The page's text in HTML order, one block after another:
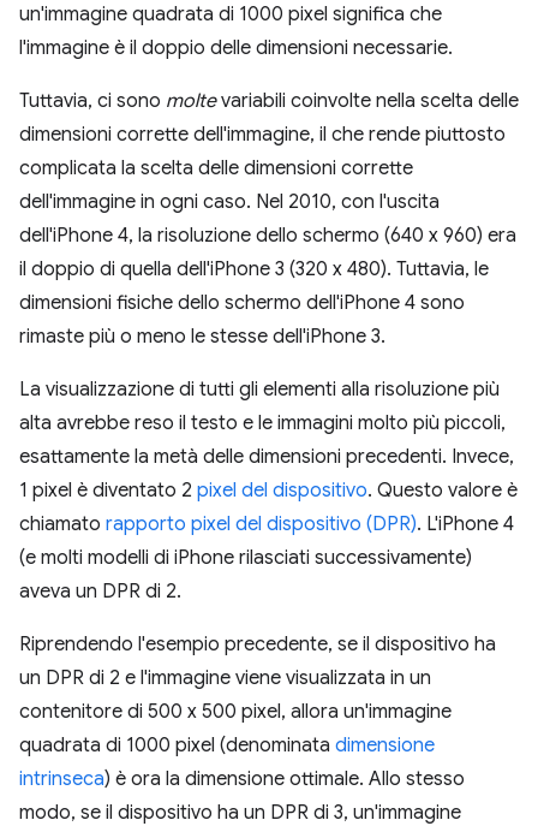
un'immagine quadrata di 1000 pixel significa che
l'immagine è il doppio delle dimensioni necessarie.
Tuttavia, ci sono moltevariabili coinvolte nella scelta delle
dimensioni corrette dell'immagine, il che rende piuttosto
complicata la scelta delle dimensioni corrette
dell'immagine in ogni caso. Nel 2010, con l'uscita
dell'iPhone 4, la risoluzione dello schermo (640 x 960) era
il doppio di quella dell'iPhone 3 (320 x 480). Tuttavia, le
dimensioni fisiche dello schermo dell'iPhone 4 sono
rimaste più o meno le stesse dell'iPhone 3.
La visualizzazione di tutti gli elementi alla risoluzione più
alta avrebbe reso il testo e le immagini molto più piccoli,
esattamente la metà delle dimensioni precedenti. Invece,
1 pixel è diventato 2 pixel del dispositivo. Questo valore è
chiamato rapporto pixel del dispositivo (DPR). L'iPhone 4
(e molti modelli di iPhone rilasciati successivamente)
aveva un DPR di 2.
Riprendendo l'esempio precedente, se il dispositivo ha
un DPR di 2 e l'immagine viene visualizzata in un
contenitore di 500 x 500 pixel, allora un'immagine
quadrata di 1000 pixel (denominata dimensione
intrinseca) è ora la dimensione ottimale. Allo stesso
modo, se il dispositivo ha un DPR di 3, un'immagine